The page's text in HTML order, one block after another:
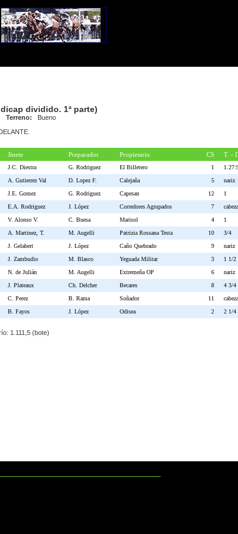
dividido. 1ª parte)
Terreno:
Bueno
Jinete Preparador Propietario CS T. -
J.C. Diestra G. Rodriguez El Billetero 1
A. Gutierrez Val D. Lopez F. Calejaña 5 nariz
J.E. Gomez G. Rodriguez Capesan 12 1
E.A. Rodriguez J. López Corredores Agrupados 7 cabeza
V. Alonso V. C. Buesa Marisol 4 1
A. Martinez, T. M. Augelli Patrizia Rossana Testa 10 3/4
J. Gelabert J. López Caño Quebrado 9 nariz
J. Zambudio M. Blasco Yeguada Militar 3 1 1/2
N. de Julián M. Augelli Extremeña OP 6 nariz
J. Plateaux Ch. Delcher Becares 8 4 3/4
C. Perez B. Rama Soñador 11 cabeza
B. Fayos J. López Odisea 2 2 1/4
1.111,5 (bote)